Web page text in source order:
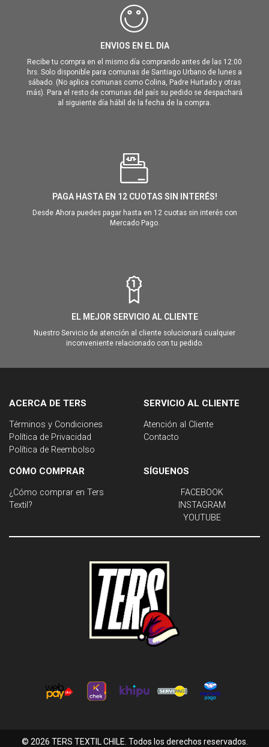
ENVIOS EN EL DIA
Recibe tu compra en el mismo día comprando antes de las 12:00
hrs. Solo disponible para comunas de Santiago Urbano de lunes a
sábado. (No aplica comunas como Colina, Padre Hurtado y otras
más). Para el resto de comunas del país su pedido se despachará
al siguiente día hábil de la fecha de la compra.
PAGA HASTA EN 12 CUOTAS SIN INTERÉS!
Desde Ahora puedes pagar hasta en 12 cuotas sin interés con
Mercado Pago.
EL MEJOR SERVICIO AL CLIENTE
Nuestro Servicio de atención al cliente solucionará cualquier
inconveniente relacionado con tu pedido.
ACERCA DE TERS
Términos y Condiciones
Política de Privacidad
Política de Reembolso
SERVICIO AL CLIENTE
Atención al Cliente
Contacto
CÓMO COMPRAR
¿Cómo comprar en Ters
Textil?
SÍGUENOS
FACEBOOK
INSTAGRAM
YOUTUBE
© 2026 TERS TEXTIL CHILE. Todos los derechos reservados.